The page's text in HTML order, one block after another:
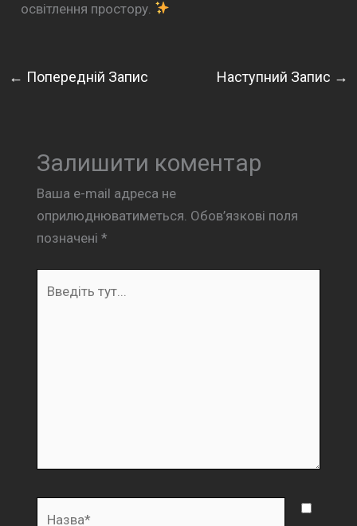
освітлення простору.
← Попередній Запис Наступний Запис →
Залишити коментар
Ваша e-mail адреса не
оприлюднюватиметься. Обов’язкові поля
позначені *